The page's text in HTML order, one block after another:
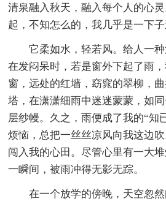
清泉融入秋天，融入每个人的心
起，不知怎么的，我几乎是一下子
它柔如水，轻若风。给人一
在发闷呆时，若是窗外下起了雨
窗，远处的红墙，窈窕的翠柳，
塔，在潇潇细雨中迷迷蒙蒙，如
层纱幔。久之，雨便成了我的“知
烦恼，总把一丝丝凉风向我这边
闯入我的心田。尽管心里有一大
一瞬间，被雨冲得无影无踪。
在一个放学的傍晚，天空忽